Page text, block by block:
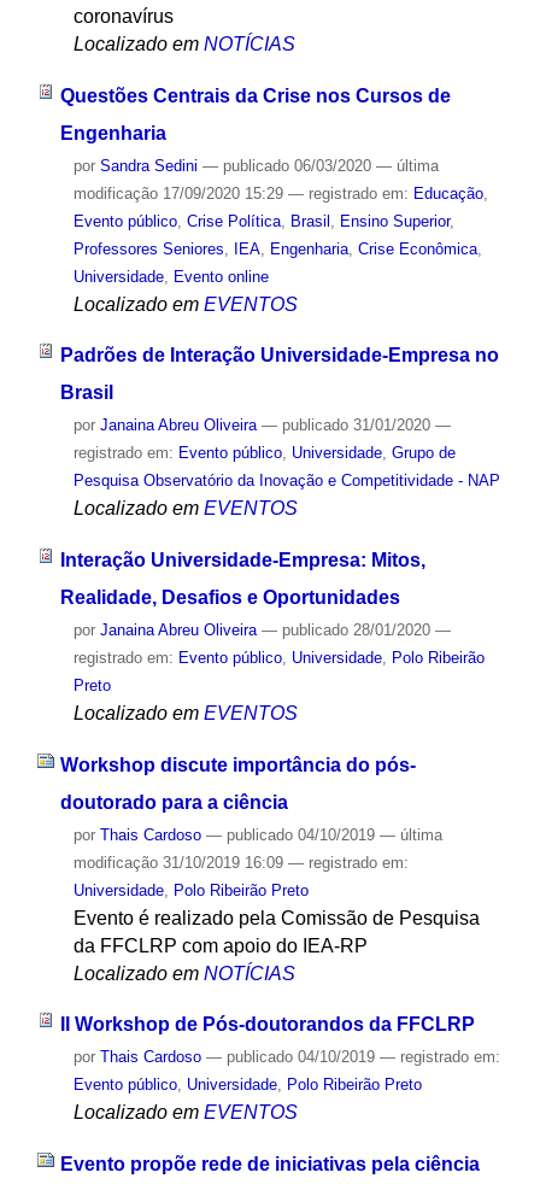
coronavírus
Localizado em NOTÍCIAS
Questões Centrais da Crise nos Cursos de
Engenharia
por Sandra Sedini — publicado06/03/2020 — última
modificação17/09/2020 15:29 — registrado em: Educação,
Evento público, Crise Política, Brasil Ensino Superior,
Professores Seniores
IEA, Engenharia, Crise Econômica,
Universidade, Evento online
Localizado em EVENTOS
Padrões de Interação Universidade-Empresa no
Brasil
por Janaina Abreu Oliveira — publicado31/01/2020 —
registrado em: Evento público, Universidade, Grupo de
Pesquisa Observatório da Inovação e Competitividade - NAP
Localizado em EVENTOS
Interação Universidade-Empresa: Mitos,
Realidade, Desafios e Oportunidades
por Janaina Abreu Oliveira — publicado28/01/2020 —
registrado em: Evento público, Universidade, Polo Ribeirão
Preto
Localizado em EVENTOS
Workshop discute importância do pós-
doutorado para a ciência
por Thais Cardoso — publicado04/10/2019 — última
modificação31/10/2019 16:09 — registrado em:
Universidade, Polo Ribeirão Preto
Evento é realizado pela Comissão de Pesquisa
da FFCLRP com apoio do IEA-RP
Localizado em NOTÍCIAS
II Workshop de Pós-doutorandos da FFCLRP
por Thais Cardoso — publicado04/10/2019 — registrado em:
Evento público, Universidade, Polo Ribeirão Preto
Localizado em EVENTOS
Evento propõe rede de iniciativas pela ciência